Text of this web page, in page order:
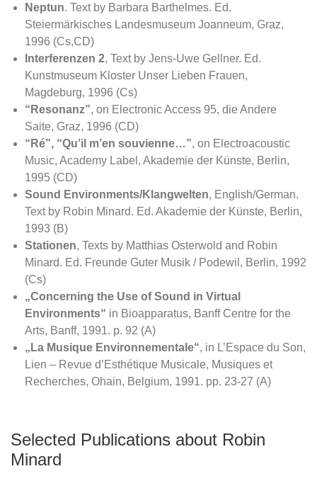
Neptun. Text by Barbara Barthelmes. Ed.
Steiermärkisches Landesmuseum Joanneum, Graz,
1996 (Cs,CD)
Interferenzen 2, Text by Jens-Uwe Gellner. Ed.
Kunstmuseum Kloster Unser Lieben Frauen,
Magdeburg, 1996 (Cs)
“Resonanz”, on Electronic Access 95, die Andere
Saite, Graz, 1996 (CD)
“Ré”, “Qu’il m’en souvienne…”, on Electroacoustic
Music, Academy Label, Akademie der Künste, Berlin,
1995 (CD)
Sound Environments/Klangwelten, English/German.
Text by Robin Minard. Ed. Akademie der Künste, Berlin,
1993 (B)
Stationen, Texts by Matthias Osterwold and Robin
Minard. Ed. Freunde Guter Musik / Podewil, Berlin, 1992
(Cs)
„Concerning the Use of Sound in Virtual
Environments“ in Bioapparatus, Banff Centre for the
Arts, Banff, 1991. p. 92 (A)
„La Musique Environnementale“, in L’Espace du Son,
Lien – Revue d’Esthétique Musicale, Musiques et
Recherches, Ohain, Belgium, 1991. pp. 23-27 (A)
Selected Publications about Robin
Minard